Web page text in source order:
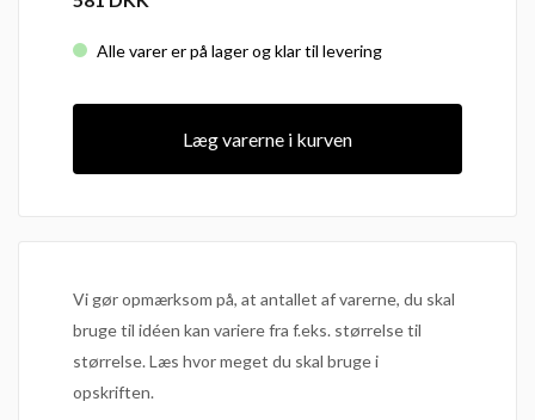
Alle varer er på lager og klar til levering
Læg varerne i kurven
Vi gør opmærksom på, at antallet af varerne, du skal
bruge til idéen kan variere fra f.eks. størrelse til
størrelse. Læs hvor meget du skal bruge i
opskriften.